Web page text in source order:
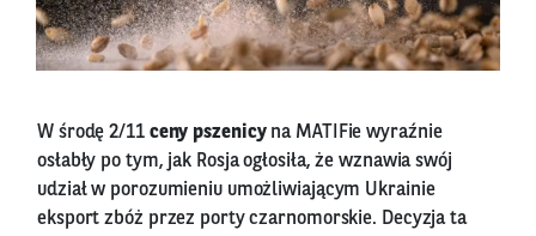
W środę 2/11 ceny pszenicyna MATIFie wyraźnie
osłabły po tym, jak Rosja ogłosiła, że wznawia swój
udział w porozumieniu umożliwiającym Ukrainie
eksport zbóż przez porty czarnomorskie. Decyzja ta